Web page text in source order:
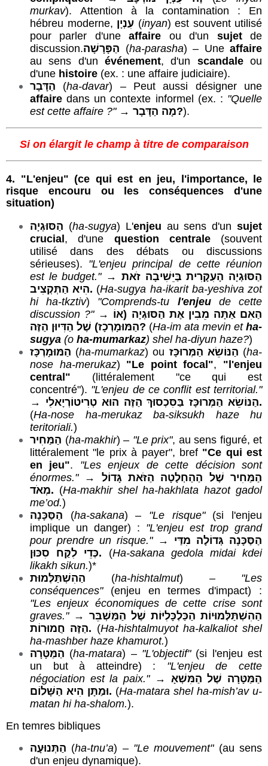
murkav). Attention à la contamination : En
hébreu moderne, עִנְיָן (inyan) est souvent utilisé
pour parler d'uneaffaire ou d'un sujetde
discussion.הַפָּרָשָׁה (ha-parasha) – Une affaire
au sens d'un événement, d'un scandaleou
d'une histoire (ex. : une affaire judiciaire).
הַדָּבָר (ha-davar) – Peut aussi désigner une
affaire dans un contexte informel (ex. : "Quelle
est cette affaire ?"→ מָה הַדָּבָר?).
Si on élargit le champ à titre de comparaison
4. "L'enjeu" (ce qui est en jeu, l'importance, le
risque encouru ou les conséquences d'une
situation)
הַסּוּגְיָה (ha-sugya) L'enjeu au sens d'unsujet
crucial, d'une question centrale(souvent
utilisé dans des débats ou discussions
sérieuses). "L'enjeu principal de cette réunion
est le budget."→ הַסּוּגְיָה הָעִקָּרִית בַּיֵּשִׁיבָה זֹאת
הִיא הַתְּקְצִיב. (Ha-sugya ha-ikarit ba-yeshiva zot
hi ha-tkztiv) "Comprends-tu l'enjeude cette
discussion ?"→ הַאִם אַתָּה מֵבִין אֶת הַסּוּגְיָה (אוֹ
הַמּוּמָרְכָז) שֶׁל הַדִּיוּן הַזֶּה? (Ha-im ata mevin et ha-
sugya (o ha-mumarkaz) shel ha-diyun haze?)
הַמּוּמָרְכָּז (ha-mumarkaz) ou הַנּוֹשֵׂא הַמְּרוּכָּז (ha-
nose ha-merukaz) "Le point focal", "l'enjeu
central" (littéralement "ce qui est
concentré"). "L'enjeu de ce conflit est territorial."
→
הַנּוֹשֵׂא הַמְּרוּכָּז בַּסִּכְסוּךְ הַזֶּה הוּא טְרִיטוֹרְיָאלִי.
(Ha-nose ha-merukaz ba-siksukh haze hu
teritoriali.)
הַמַּחִיר (ha-makhir) – "Le prix", au sens figuré, et
littéralement "le prix à payer", bref "Ce qui est
en jeu". "Les enjeux de cette décision sont
énormes."→ הַמַּחִיר שֶׁל הַהַחְלָטָה הַזֹּאת גָּדוֹל
מְאֹד. (Ha-makhir shel ha-hakhlata hazot gadol
me’od.)
הַסַּכָּנָה (ha-sakana) – "Le risque"(si l'enjeu
implique un danger) : "L'enjeu est trop grand
pour prendre un risque."→ הַסַּכָּנָה גְּדוֹלָה מִדַּי
כְּדֵי לִקַּח סִכּוּן. (Ha-sakana gedola midai kdei
likakh sikun.)*
הַהִשְׁתַּלְּמוּת (ha-hishtalmut) – "Les
conséquences"(enjeu en termes d'impact) :
"Les enjeux économiques de cette crise sont
graves."→ הַהִשְׁתַּלְּמוּיוֹת הַכַּלְכָּלִיּוֹת שֶׁל הַמַּשְׁבֵּר
הַזֶּה חֲמוּרוֹת. (Ha-hishtalmuyot ha-kalkaliot shel
ha-mashber haze khamurot.)
הַמַּטָּרָה (ha-matara) – "L'objectif"(si l'enjeu est
un but à atteindre) : "L'enjeu de cette
négociation est la paix."→ הַמַּטָּרָה שֶׁל הַמִּשְׁאָ
וּמַתָּן הִיא הַשָּׁלוֹם. (Ha-matara shel ha-mish’av u-
matan hi ha-shalom.).
En temres bibliques
הַתְּנוּעָה (ha-tnu’a) – "Le mouvement"(au sens
d'un enjeu dynamique).